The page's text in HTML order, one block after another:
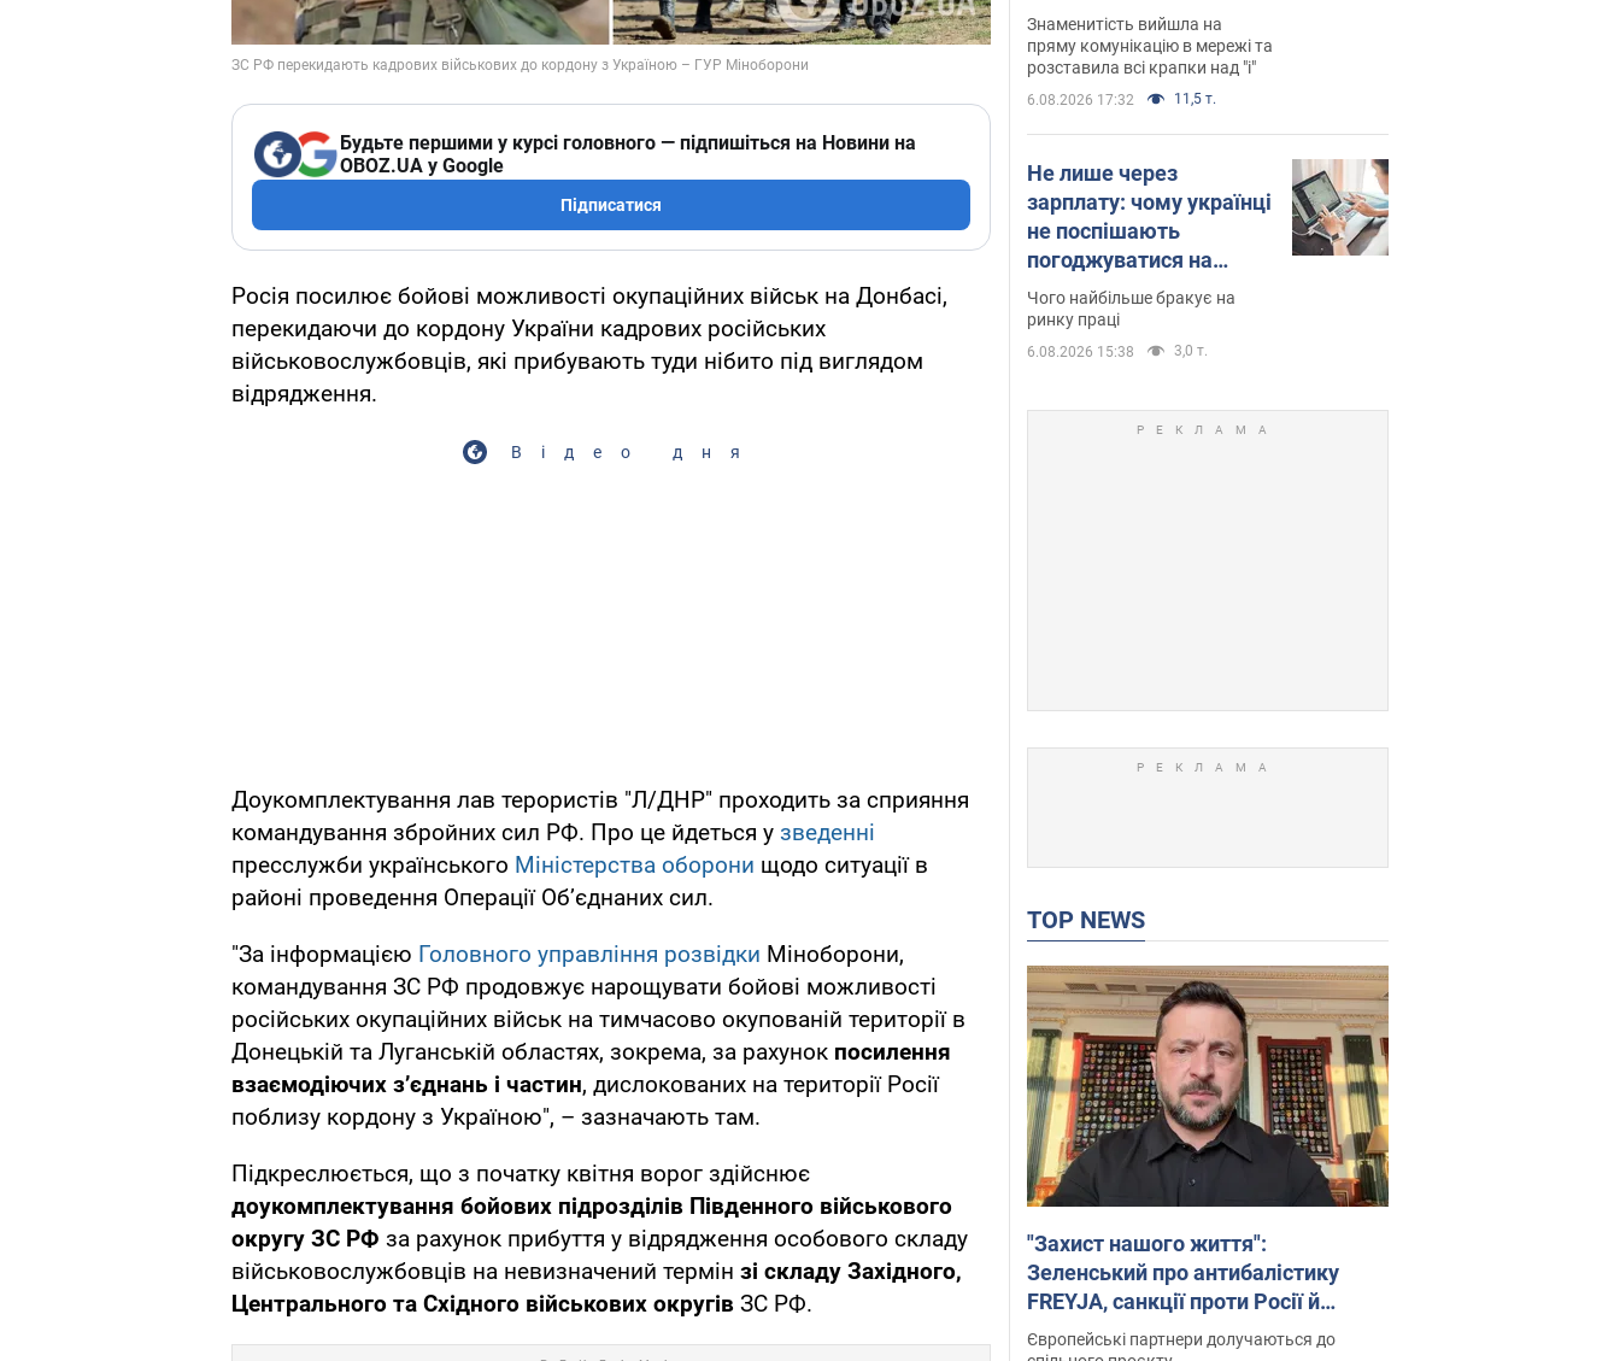
Будьте першими у курсі головного — підпишіться на Новини на
OBOZ.UA у Google
Підписатися
Росія посилює бойові можливості окупаційних військ на Донбасі,
перекидаючи до кордону України кадрових російських
військовослужбовців, які прибувають туди нібито під виглядом
відрядження.
Відео дня
Доукомплектування лав терористів "Л/ДНР" проходить за сприяння
командування збройних сил РФ. Про це йдеться у зведенні
пресслужби українського Міністерства оборони щодо ситуації в
районі проведення Операції Об’єднаних сил.
"За інформацією Головного управління розвідки Міноборони,
командування ЗС РФ продовжує нарощувати бойові можливості
російських окупаційних військ на тимчасово окупованій території в
Донецькій та Луганській областях, зокрема, за рахунок посилення
взаємодіючих з’єднань і частин, дислокованих на території Росії
поблизу кордону з Україною", – зазначають там.
Підкреслюється, що з початку квітня ворог здійснює
доукомплектування бойових підрозділів Південного військового
округу ЗС РФ за рахунок прибуття у відрядження особового складу
військовослужбовців на невизначений термін зі складу Західного,
Центрального та Східного військових округів ЗС РФ.
захейтили
Знаменитість вийшла на
пряму комунікацію в мережі та
розставила всі крапки над "і"
6.08.2026 17:32 11,5 т.
Не лише через
зарплату: чому українці
не поспішають
погоджуватися на
вакансії
Чого найбільше бракує на
ринку праці
6.08.2026 15:38 3,0 т.
TOP NEWS
"Захист нашого життя":
Зеленський про антибалістику
FREYJA, санкції проти Росії й
підтримку аграріїв. Відео
Європейські партнери долучаються до